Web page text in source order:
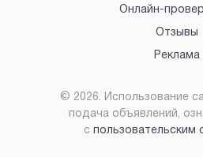
Онлайн-
Отзывы
Реклама
© 2026. Использование
подача объявлений,
с пользовательским